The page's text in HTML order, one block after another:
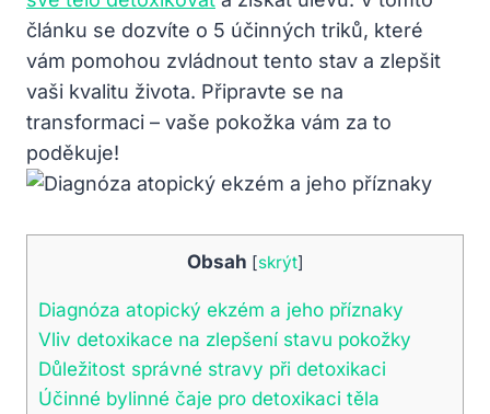
článku se dozvíte o 5 účinných triků, které
vám pomohou zvládnout tento stav a zlepšit
vaši kvalitu života. Připravte se na
transformaci – vaše pokožka vám za to
poděkuje!
Obsah [skrýt]
Diagnóza atopický ekzém a jeho příznaky
Vliv detoxikace na zlepšení stavu pokožky
Důležitost správné stravy při detoxikaci
Účinné bylinné čaje pro detoxikaci těla